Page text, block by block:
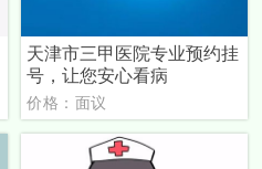
天津市三甲医院专业预约挂
号，让您安心看病
价格：面议